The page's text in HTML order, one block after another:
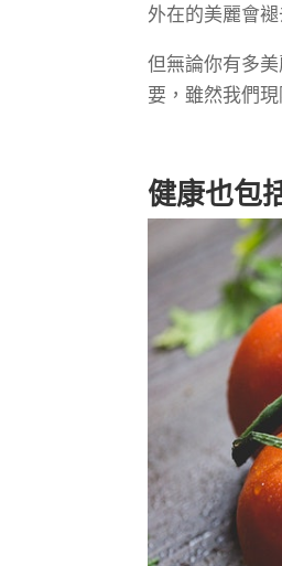
外在的美麗會
但無論你有多
要，雖然我們
健康也包